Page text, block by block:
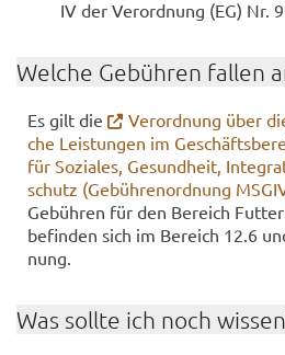
IV der Ver­ord­nung (EG) Nr.
Wel­che Ge­büh­ren fal­len
Es gilt die
Ver­ord­nung über
che Leis­tun­gen im
für So­zia­les, Ge­sund­heit,
schutz (Ge­büh­ren­ord­nung
Ge­büh­ren für den Be­reich
be­fin­den sich im Be­reich 12.6
nung.
Was soll­te ich noch